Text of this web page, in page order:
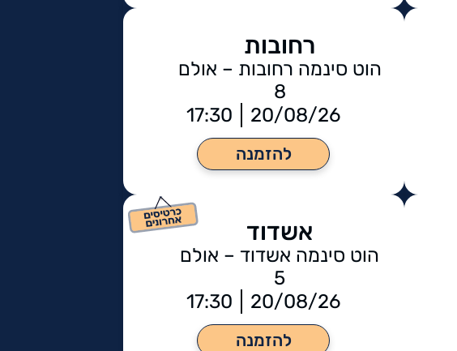
רחובות
הוט סינמה רחובות – אולם
8
20/08/26
17:30
להזמנה
אשדוד
הוט סינמה אשדוד – אולם
5
20/08/26
17:30
להזמנה